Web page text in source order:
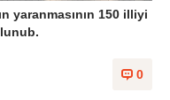
yaranmasının 150 illiyi
0